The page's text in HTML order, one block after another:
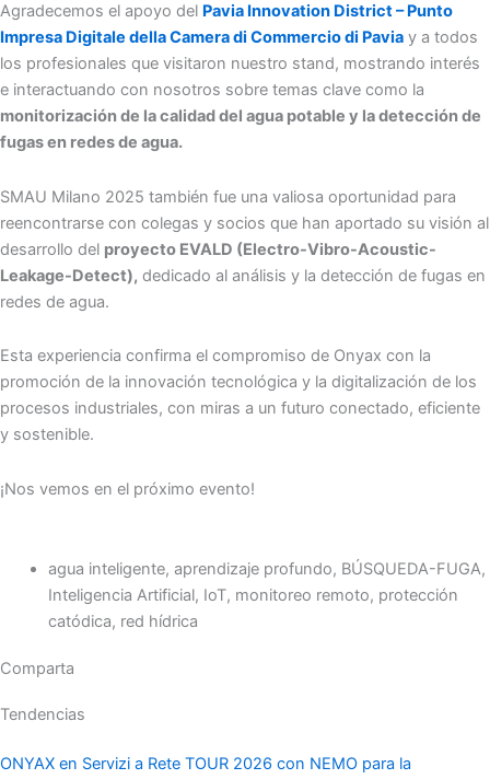
Agradecemos el apoyo del Pavia Innovation District – Punto
Impresa Digitale della Camera di Commercio di Pavia y a todos
los profesionales que visitaron nuestro stand, mostrando interés
e interactuando con nosotros sobre temas clave como la
monitorización de la calidad del agua potable y la detección de
fugas en redes de agua.
SMAU Milano 2025 también fue una valiosa oportunidad para
reencontrarse con colegas y socios que han aportado su visión al
desarrollo del proyecto EVALD (Electro-Vibro-Acoustic-
Leakage-Detect), dedicado al análisis y la detección de fugas en
redes de agua.
Esta experiencia confirma el compromiso de Onyax con la
promoción de la innovación tecnológica y la digitalización de los
procesos industriales, con miras a un futuro conectado, eficiente
y sostenible.
¡Nos vemos en el próximo evento!
agua inteligente, aprendizaje profundo, BÚSQUEDA-FUGA,
Inteligencia Artificial, IoT, monitoreo remoto, protección
catódica, red hídrica
Comparta
Tendencias
ONYAX en Servizi a Rete TOUR 2026 con NEMO para la